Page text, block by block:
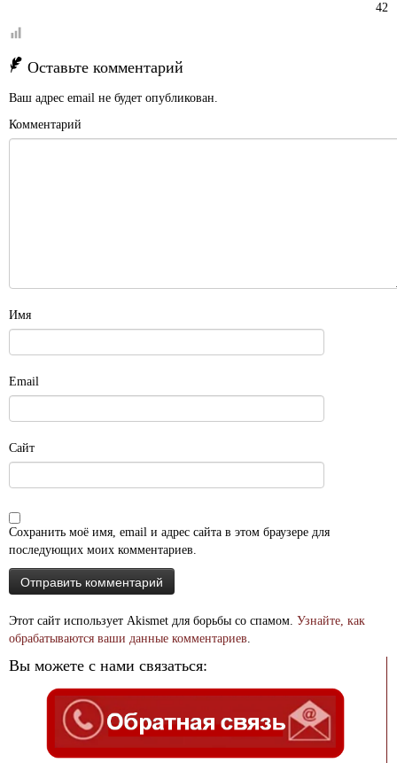
42
Оставьте комментарий
Ваш адрес email не будет опубликован.
Комментарий
Имя
Email
Сайт
Сохранить моё имя, email и адрес сайта в этом браузере для
последующих моих комментариев.
Этот сайт использует Akismet для борьбы со спамом. Узнайте, как
обрабатываются ваши данные комментариев.
Вы можете с нами связаться: